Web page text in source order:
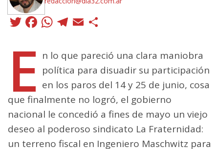
Twitter
Facebook
WhatsApp
Telegram
Email
E n lo que pareció una clara maniobra
política para disuadir su participación
en los paros del 14 y 25 de junio, cosa
que finalmente no logró, el gobierno
nacional le concedió a fines de mayo un viejo
deseo al poderoso sindicato La Fraternidad:
un terreno fiscal en Ingeniero Maschwitz para